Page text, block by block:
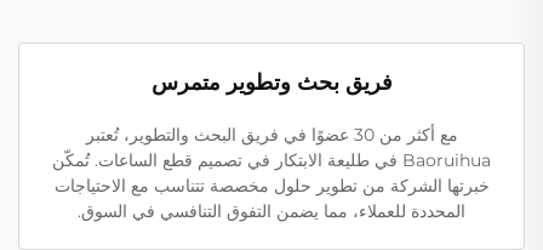
فريق بحث وتطوير متمرس
مع أكثر من 30 عضوًا في فريق البحث والتطوير، تُعتبر
Baoruihua في طليعة الابتكار في تصميم قطع الساعات. تُمكّن
خبرتها الشركة من تطوير حلول مخصصة تتناسب مع الاحتياجات
المحددة للعملاء، مما يضمن التفوق التنافسي في السوق.